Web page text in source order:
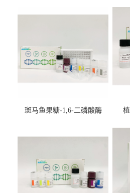
斑马鱼果糖-1,6-二磷酸酶
盒